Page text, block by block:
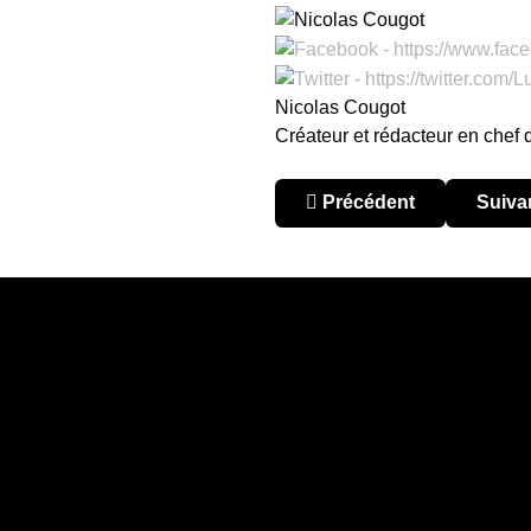
Nicolas Cougot
Créateur et rédacteur en chef
Article précédent : Chili :
Précédent